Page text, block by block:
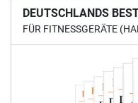
DEUTSCHLANDS
FÜR FITNESSGERÄTE